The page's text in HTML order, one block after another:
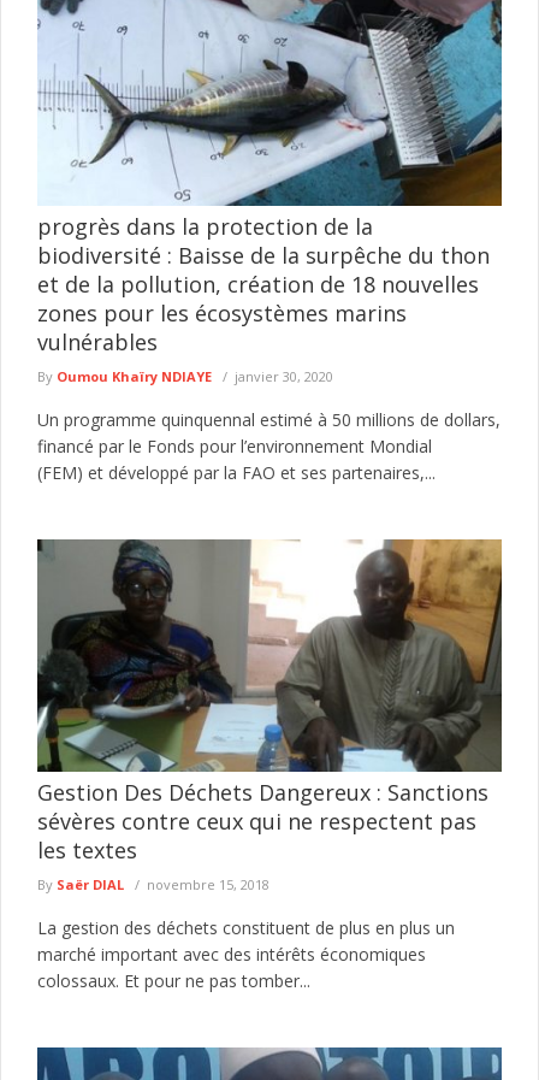
progrès dans la protection de la
biodiversité : Baisse de la surpêche du thon
et de la pollution, création de 18 nouvelles
zones pour les écosystèmes marins
vulnérables
By Oumou Khaïry NDIAYE janvier 30, 2020
Un programme quinquennal estimé à 50 millions de dollars,
financé par le Fonds pour l’environnement Mondial
(FEM) et développé par la FAO et ses partenaires,...
Gestion Des Déchets Dangereux : Sanctions
sévères contre ceux qui ne respectent pas
les textes
By Saër DIAL novembre 15, 2018
La gestion des déchets constituent de plus en plus un
marché important avec des intérêts économiques
colossaux. Et pour ne pas tomber...